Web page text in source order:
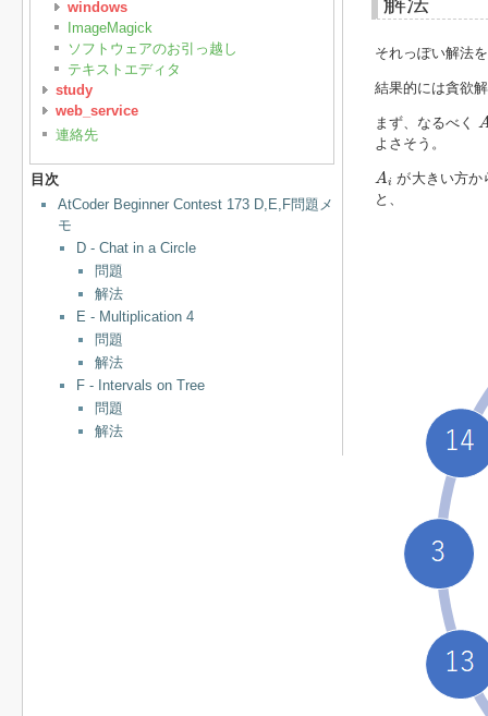
windows
ImageMagick
ソフトウェアのお引っ越し
テキストエディタ
study
web_service
連絡先
目次
AtCoder Beginner Contest 173 D,E,F問題メ
モ
D - Chat in a Circle
問題
解法
E - Multiplication 4
問題
解法
F - Intervals on Tree
問題
解法
それっぽい解法
結果的には貪欲
まず、なるべく A
よさそう。
Ai
Ai
が大きい方か
と、